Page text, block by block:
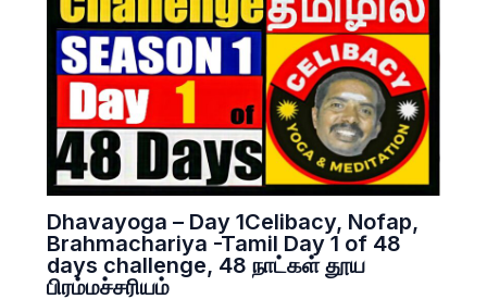
Dhavayoga – Day 1Celibacy, Nofap,
Brahmachariya -Tamil Day 1 of 48
days challenge, 48 நாட்கள் தூய
பிரம்மச்சரியம்